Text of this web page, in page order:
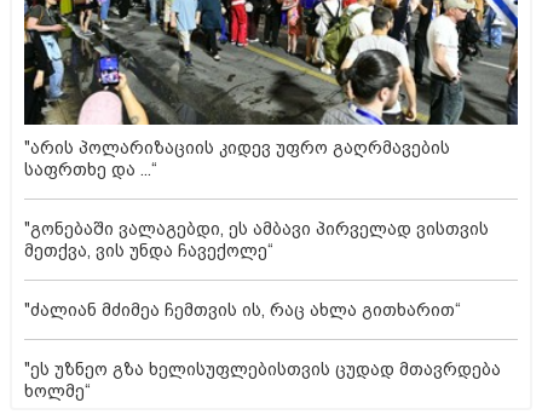
"არის პოლარიზაციის კიდევ უფრო გაღრმავების
საფრთხე და ...“
"გონებაში ვალაგებდი, ეს ამბავი პირველად ვისთვის
მეთქვა, ვის უნდა ჩავექოლე“
"ძალიან მძიმეა ჩემთვის ის, რაც ახლა გითხარით“
"ეს უზნეო გზა ხელისუფლებისთვის ცუდად მთავრდება
ხოლმე“